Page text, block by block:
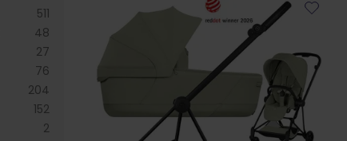
511 products available
48 products available
27 products available
76 products available
204 products available
152products available
2products available